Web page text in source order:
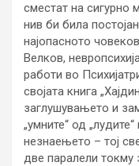
сместат на сигурно
нив би била
најопасното
Велков,
работи во
својата книга
заглушувањето и
„умните“ од
незнаењето – тој
две паралели токму